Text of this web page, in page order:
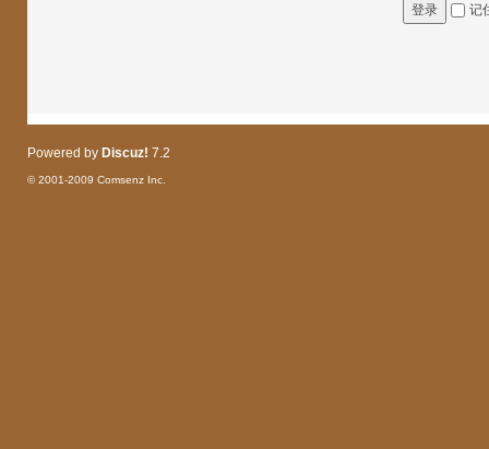
登录 记
Powered by Discuz! 7.2
© 2001-2009 Comsenz Inc.